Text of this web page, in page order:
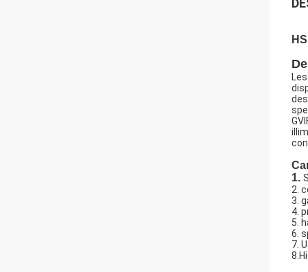
1.
2.
3.
4.
5.
6.
7.